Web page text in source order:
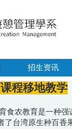
招生资讯
程移地教学
食农教育是一种
台湾原生种百香